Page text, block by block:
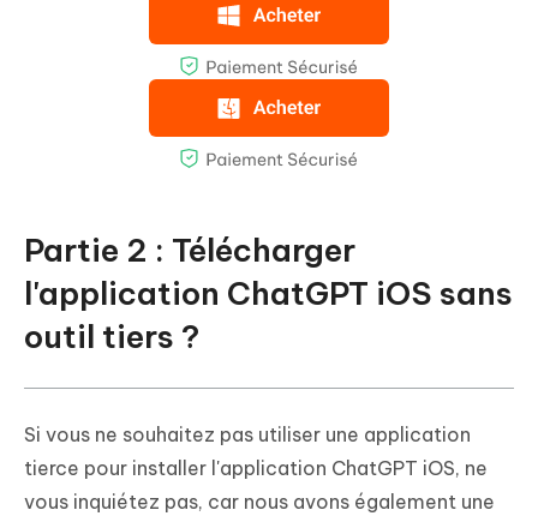
Partie 2 : Télécharger
l'application ChatGPT iOS sans
outil tiers ?
Si vous ne souhaitez pas utiliser une application
tierce pour installer l'application ChatGPT iOS, ne
vous inquiétez pas, car nous avons également une